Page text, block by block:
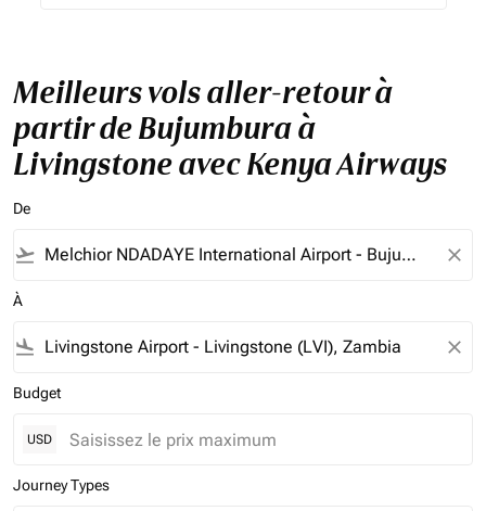
Meilleurs vols aller-retour à
partir de Bujumbura à
Livingstone avec Kenya Airways
De
flight_takeoff close
À
flight_land close
Budget
USD
Journey Types